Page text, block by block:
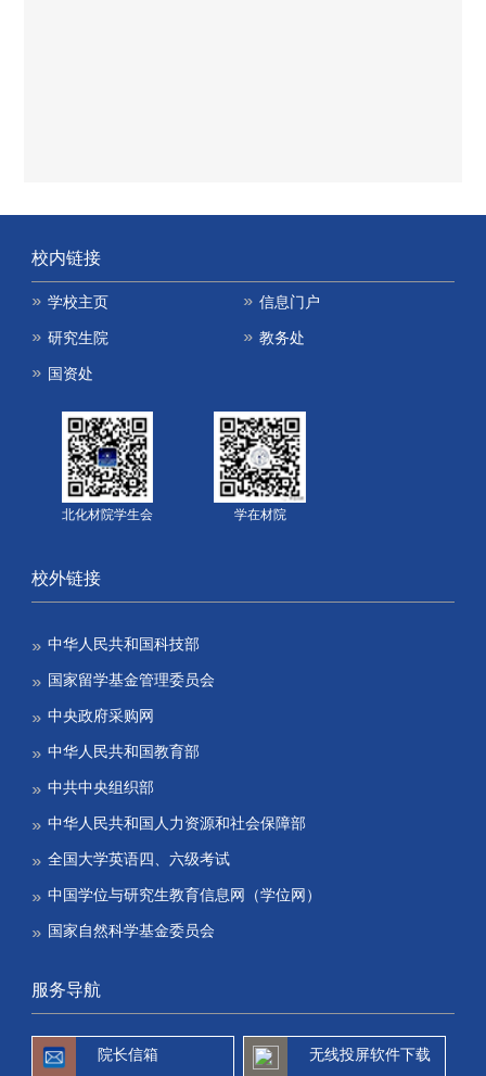
校内链接
学校主页 信息门户
研究生院 教务处
国资处
北化材院学生会 学在材院
校外链接
中华人民共和国科技部
国家留学基金管理委员会
中央政府采购网
中华人民共和国教育部
中共中央组织部
中华人民共和国人力资源和社会保障部
全国大学英语四、六级考试
中国学位与研究生教育信息网（学位网）
国家自然科学基金委员会
服务导航
院长信箱 无线投屏软件下载